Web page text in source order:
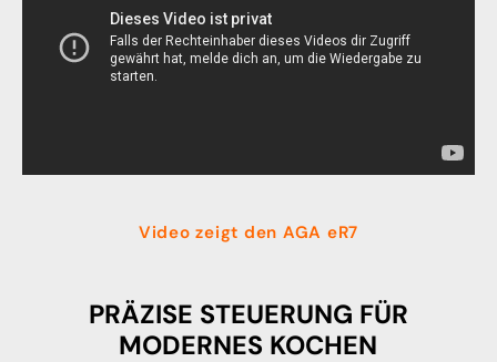
Video zeigt den AGA eR7
PRÄZISE STEUERUNG FÜR
MODERNES KOCHEN